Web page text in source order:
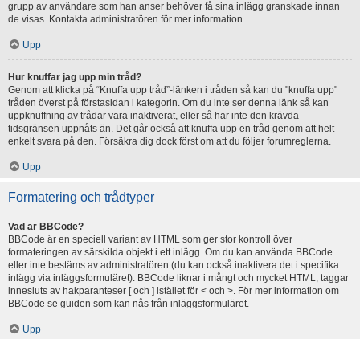
grupp av användare som han anser behöver få sina inlägg granskade innan
de visas. Kontakta administratören för mer information.
Upp
Hur knuffar jag upp min tråd?
Genom att klicka på “Knuffa upp tråd”-länken i tråden så kan du "knuffa upp"
tråden överst på förstasidan i kategorin. Om du inte ser denna länk så kan
uppknuffning av trådar vara inaktiverat, eller så har inte den krävda
tidsgränsen uppnåts än. Det går också att knuffa upp en tråd genom att helt
enkelt svara på den. Försäkra dig dock först om att du följer forumreglerna.
Upp
Formatering och trådtyper
Vad är BBCode?
BBCode är en speciell variant av HTML som ger stor kontroll över
formateringen av särskilda objekt i ett inlägg. Om du kan använda BBCode
eller inte bestäms av administratören (du kan också inaktivera det i specifika
inlägg via inläggsformuläret). BBCode liknar i mångt och mycket HTML, taggar
innesluts av hakparanteser [ och ] istället för < och >. För mer information om
BBCode se guiden som kan nås från inläggsformuläret.
Upp